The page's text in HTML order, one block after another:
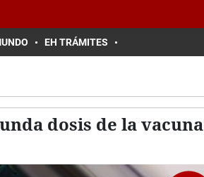
EH TRÁMITES
dosis de la vacuna